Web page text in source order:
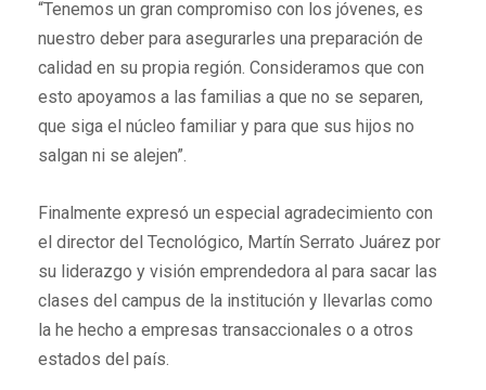
“Tenemos un gran compromiso con los jóvenes, es
nuestro deber para asegurarles una preparación de
calidad en su propia región. Consideramos que con
esto apoyamos a las familias a que no se separen,
que siga el núcleo familiar y para que sus hijos no
salgan ni se alejen”.
Finalmente expresó un especial agradecimiento con
el director del Tecnológico, Martín Serrato Juárez por
su liderazgo y visión emprendedora al para sacar las
clases del campus de la institución y llevarlas como
la he hecho a empresas transaccionales o a otros
estados del país.